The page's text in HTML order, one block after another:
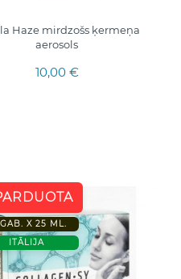
Haze mirdzošs ķermeņa
aerosols
10,00 €
X 25 ML.
ITĀLIJA